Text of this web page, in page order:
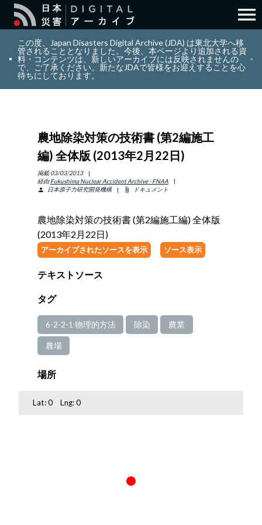
search 検索
layers コレクション
info_outline リソース
ENGLISH 日本語
サインイン
menu
この度、Japan Disasters Digital Archive (JDA) は東北大学へ移
管されることとなりました。今後、本ページより追加される資
料・コンテンツは、新しいアーカイブには反映されませんの
で、ご了承ください。新たなJDAで皆様をお迎えすることを心
待ちにしております。
農地除染対策の技術書 (第2編施工
編) 全体版 (2013年2月22日)
掲載 03/03/2013
経由 Fukushima Nuclear Accident Archive - FNAA
person
日本原子力研究開発機構 attach_file ドキュメント
農地除染対策の技術書 (第2編施工編) 全体版
(2013年2月22日)
アーカイブされたソースを表示 ソース表示
テキストソース
タグ
6-2-2-1 物理的方法 除染 農業
農場
場所
Lat:0 Lng:0